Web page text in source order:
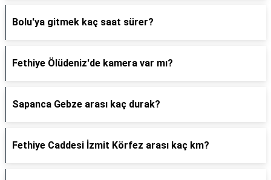
Bolu'ya gitmek kaç saat sürer?
Fethiye Ölüdeniz'de kamera var mı?
Sapanca Gebze arası kaç durak?
Fethiye Caddesi İzmit Körfez arası kaç km?